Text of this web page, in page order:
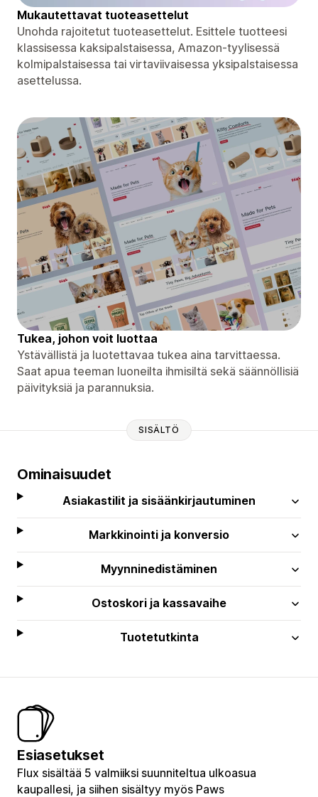
Mukautettavat tuoteasettelut
Unohda rajoitetut tuoteasettelut. Esittele tuotteesi
klassisessa kaksipalstaisessa, Amazon-tyylisessä
kolmipalstaisessa tai virtaviivaisessa yksipalstaisessa
asettelussa.
Tukea, johon voit luottaa
Ystävällistä ja luotettavaa tukea aina tarvittaessa.
Saat apua teeman luoneilta ihmisiltä sekä säännöllisiä
päivityksiä ja parannuksia.
SISÄLTÖ
Ominaisuudet
Asiakastilit ja sisäänkirjautuminen
Markkinointi ja konversio
Myynninedistäminen
Ostoskori ja kassavaihe
Tuotetutkinta
Esiasetukset
Flux sisältää 5 valmiiksi suunniteltua ulkoasua
kaupallesi, ja siihen sisältyy myös Paws